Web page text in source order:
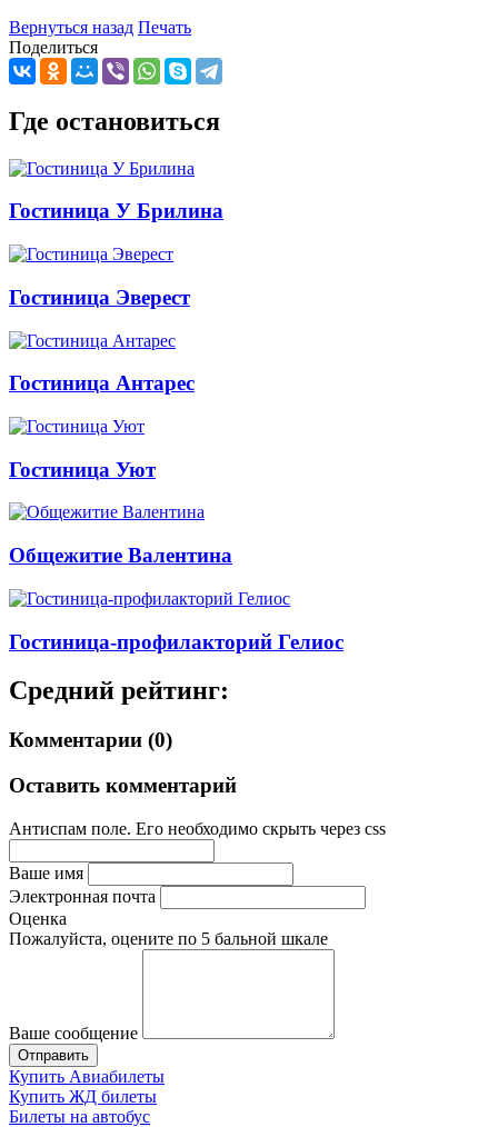
Вернуться назад Печать
Поделиться
Где остановиться
Гостиница У Брилина
Гостиница Эверест
Гостиница Антарес
Гостиница Уют
Общежитие Валентина
Гостиница-профилакторий Гелиос
Средний рейтинг:
Комментарии (0)
Оставить комментарий
Антиспам поле. Его необходимо скрыть через css
Ваше имя
Электронная почта
Оценка
Пожалуйста, оцените по 5 бальной шкале
Ваше сообщение
Купить Авиабилеты
Купить ЖД билеты
Билеты на автобус